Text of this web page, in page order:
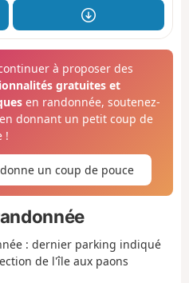
à proposer des
gratuites et
en randonnée, soutenez-
donnant un petit coup de
!
donne un coup de pouce
: dernier parking indiqué
de l'île aux paons